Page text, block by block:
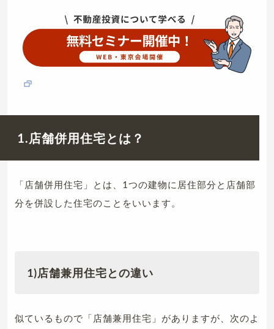
1.店舗併用住宅とは？
「店舗併用住宅」とは、1つの建物に居住部分と店舗部
分を併設した住宅のことをいいます。
1)店舗兼用住宅との違い
似ているもので「店舗兼用住宅」がありますが、次のよ